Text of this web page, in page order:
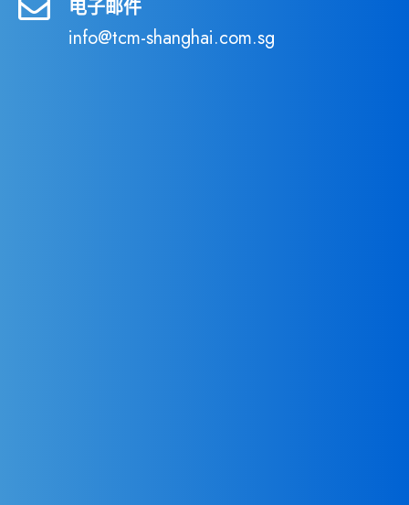
电子邮件
info@tcm-shanghai.com.sg